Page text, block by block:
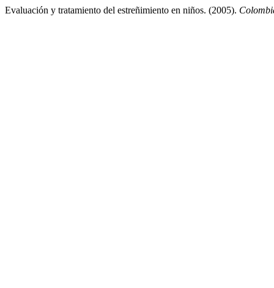
Evaluación y tratamiento del estreñimiento en niños. (2005).